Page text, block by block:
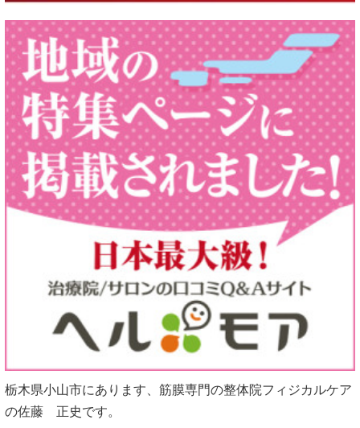
栃木県小山市にあります、筋膜専門の整体院フィジカルケア
の佐藤 正史です。